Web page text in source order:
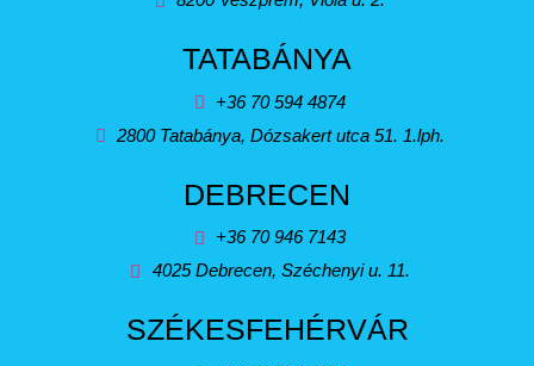
TATABÁNYA
+36 70 594 4874
2800 Tatabánya, Dózsakert utca 51. 1.lph.
DEBRECEN
+36 70 946 7143
4025 Debrecen, Széchenyi u. 11.
SZÉKESFEHÉRVÁR